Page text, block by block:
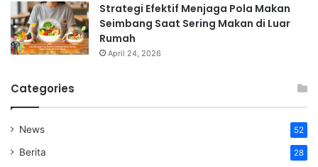
Strategi Efektif Menjaga Pola Makan
Seimbang Saat Sering Makan di Luar
Rumah
April 24, 2026
Categories
News 52
Berita 28